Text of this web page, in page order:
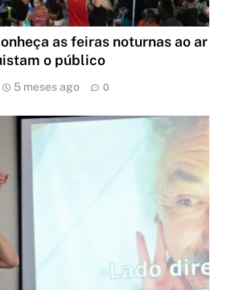
as feiras noturnas ao ar
o público
5 meses ago 0